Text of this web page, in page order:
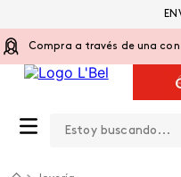
Compra a través de una